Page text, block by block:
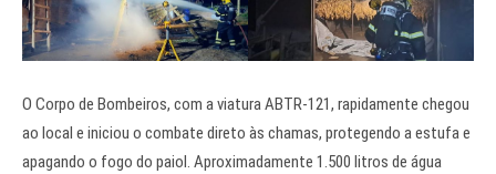
O Corpo de Bombeiros, com a viatura ABTR-121, rapidamente chegou
ao local e iniciou o combate direto às chamas, protegendo a estufa e
apagando o fogo do paiol. Aproximadamente 1.500 litros de água